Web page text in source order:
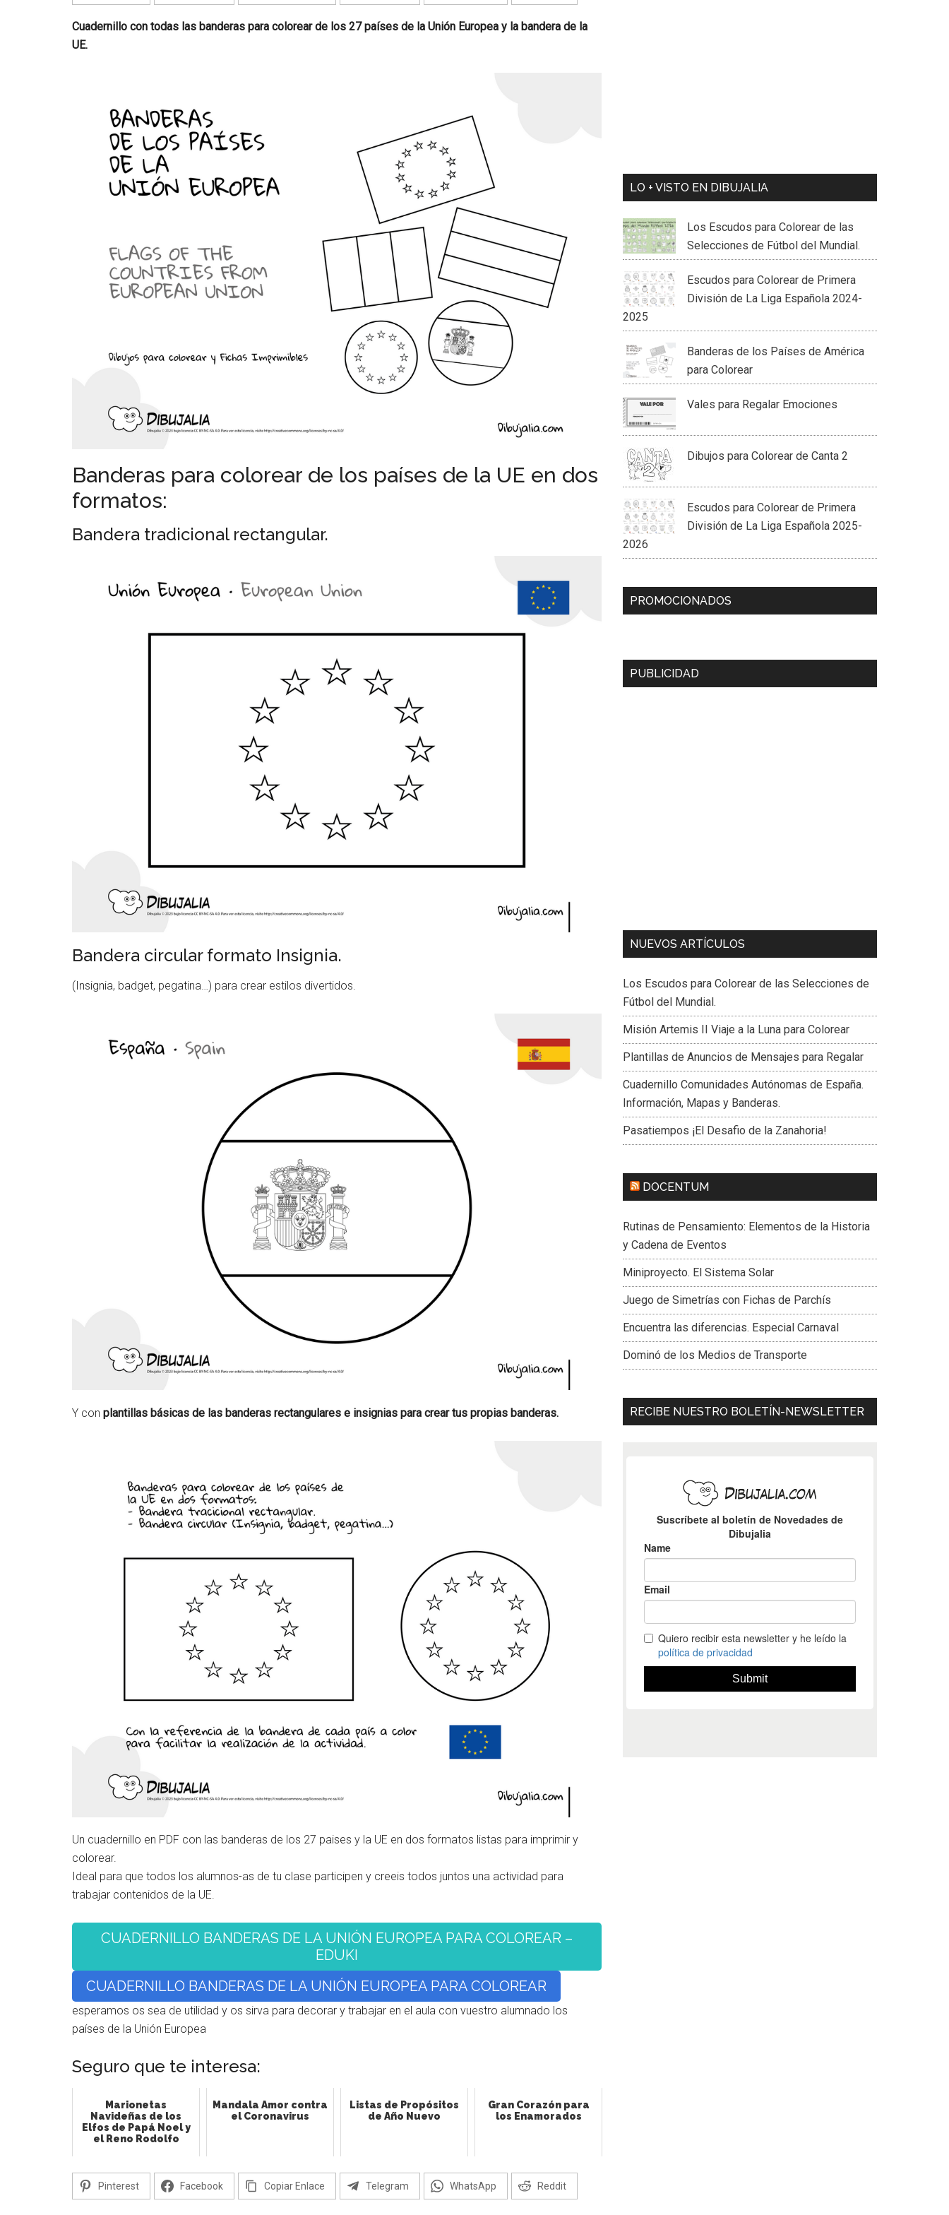
educativos
docentes.
Reportajes
colorear
Cuadernillo con todas las banderas para colorear de los 27 países de la Unión Europea y la bandera de la
UE.
Banderas para colorear de los países de la UE en dos
formatos:
Bandera tradicional rectangular.
Bandera circular formato Insignia.
(Insignia, badget, pegatina…) para crear estilos divertidos.
Y con plantillas básicas de las banderas rectangulares e insignias para crear tus propias banderas.
Un cuadernillo en PDF con las banderas de los 27 paises y la UE en dos formatos listas para imprimir y
colorear.
Ideal para que todos los alumnos-as de tu clase participen y creeis todos juntos una actividad para
trabajar contenidos de la UE.
CUADERNILLO BANDERAS DE LA UNIÓN EUROPEA PARA COLOREAR –
EDUKI
CUADERNILLO BANDERAS DE LA UNIÓN EUROPEA PARA COLOREAR
esperamos os sea de utilidad y os sirva para decorar y trabajar en el aula con vuestro alumnado los
países de la Unión Europea
Seguro que te interesa:
Marionetas
Navideñas de los
Elfos de Papá Noel y
el Reno Rodolfo
Mandala Amor contra
el Coronavirus
Listas de Propósitos
de Año Nuevo
Gran Corazón para
los Enamorados
Pinterest Facebook Copiar Enlace Telegram WhatsApp Reddit
LO + VISTO EN DIBUJALIA
Los Escudos para Colorear de las
Selecciones de Fútbol del Mundial.
Escudos para Colorear de Primera
División de La Liga Española 2024-
2025
Banderas de los Países de América
para Colorear
Vales para Regalar Emociones
Dibujos para Colorear de Canta 2
Escudos para Colorear de Primera
División de La Liga Española 2025-
2026
PROMOCIONADOS
PUBLICIDAD
NUEVOS ARTÍCULOS
Los Escudos para Colorear de las Selecciones de
Fútbol del Mundial.
Misión Artemis II Viaje a la Luna para Colorear
Plantillas de Anuncios de Mensajes para Regalar
Cuadernillo Comunidades Autónomas de España.
Información, Mapas y Banderas.
Pasatiempos ¡El Desafio de la Zanahoria!
DOCENTUM
Rutinas de Pensamiento: Elementos de la Historia
y Cadena de Eventos
Miniproyecto. El Sistema Solar
Juego de Simetrías con Fichas de Parchís
Encuentra las diferencias. Especial Carnaval
Dominó de los Medios de Transporte
RECIBE NUESTRO BOLETÍN-NEWSLETTER